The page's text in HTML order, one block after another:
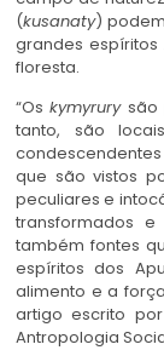
(kusanaty)
grandes
floresta.
“Oskymyrurysão
tanto, são
que são vistos
peculiares e
transformados
também fontes
espíritos dos
alimento e a
artigo escrito
Antropologia